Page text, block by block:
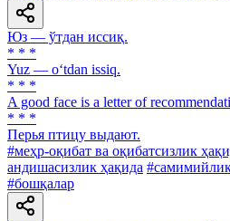
Юз — ўтдан иссиқ.
* * *
Yuz — o‘tdan issiq.
* * *
A good face is a letter of
* * *
Перья птицу выдают.
#меҳр-оқибат ва оқибатсизлик
андишасизлик ҳақида
#бошқалар